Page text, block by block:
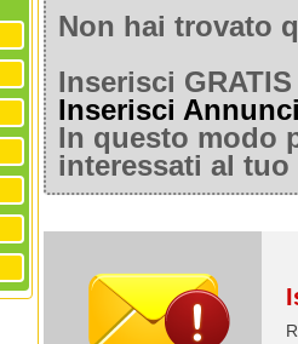
Non hai trovato
Inserisci
Inserisci
In questo modo
interessati al